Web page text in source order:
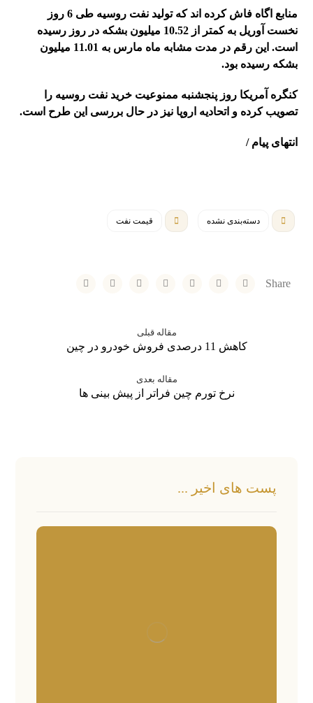
منابع اگاه فاش کرده اند که تولید نفت روسیه طی 6 روز
نخست آوریل به کمتر از 10.52 میلیون بشکه در روز رسیده
است. این رقم در مدت مشابه ماه مارس به 11.01 میلیون
بشکه رسیده بود.
کنگره آمریکا روز پنجشنبه ممنوعیت خرید نفت روسیه را
تصویب کرده و اتحادیه اروپا نیز در حال بررسی این طرح است.
انتهای پیام /
دسته‌بندی نشده قیمت نفت
مقاله قبلی
کاهش 11 درصدی فروش خودرو در چین
مقاله بعدی
نرخ تورم چین فراتر از پیش بینی ها
پست های اخیر ...